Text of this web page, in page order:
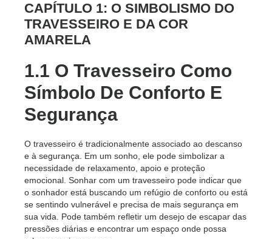
CAPÍTULO 1: O SIMBOLISMO DO
TRAVESSEIRO E DA COR
AMARELA
1.1 O Travesseiro Como
Símbolo De Conforto E
Segurança
O travesseiro é tradicionalmente associado ao descanso
e à segurança. Em um sonho, ele pode simbolizar a
necessidade de relaxamento, apoio e proteção
emocional. Sonhar com um travesseiro pode indicar que
o sonhador está buscando um refúgio de conforto ou está
se sentindo vulnerável e precisa de mais segurança em
sua vida. Pode também refletir um desejo de escapar das
pressões diárias e encontrar um espaço onde possa